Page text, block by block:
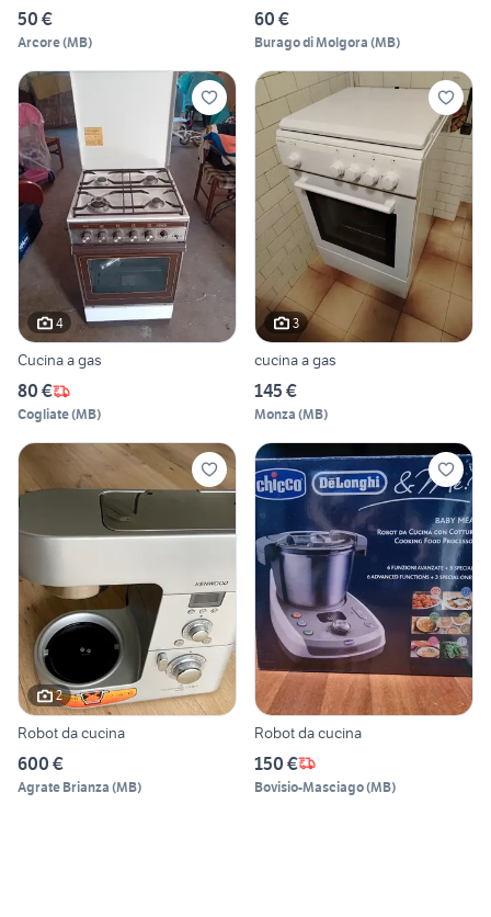
50 €
Arcore(MB)
60 €
Burago di Molgora (MB)
4
Cucina a gas
80 €
Cogliate(MB)
3
cucina a gas
145 €
Monza (MB)
2
Robot da cucina
600 €
Agrate Brianza (MB)
Robot da cucina
150 €
Bovisio-Masciago(MB)